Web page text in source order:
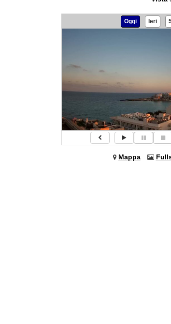
Oggi Ieri
Mappa